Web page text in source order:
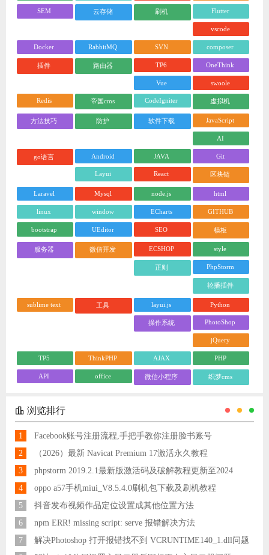
SEM 云存储 刷机 Flutter
vscode
Docker RabbitMQ SVN composer
插件 路由器 TP6 OneThink
Vue swoole
Redis 帝国cms CodeIgniter 虚拟机
方法技巧 防护 软件下载 JavaScript
AI
go语言 Android JAVA Git
Layui React 区块链
Laravel Mysql node.js html
linux window ECharts GITHUB
bootstrap UEditor SEO 模板
服务器 微信开发 ECSHOP style
正则 PhpStorm
轮播插件
sublime text 工具 layui.js Python
操作系统 PhotoShop
jQuery
TP5 ThinkPHP AJAX PHP
API office 微信小程序 织梦cms
浏览排行
1
Facebook账号注册流程,手把手教你注册脸书账号
2
（2026）最新 Navicat Premium 17激活永久教程
3
phpstorm 2019.2.1最新版激活码及破解教程更新至2024
4
oppo a57手机miui_V8.5.4.0刷机包下载及刷机教程
5
抖音发布视频作品定位设置成其他位置方法
6
npm ERR! missing script: serve 报错解决方法
7
解决Photoshop 打开报错找不到 VCRUNTIME140_1.dll问题